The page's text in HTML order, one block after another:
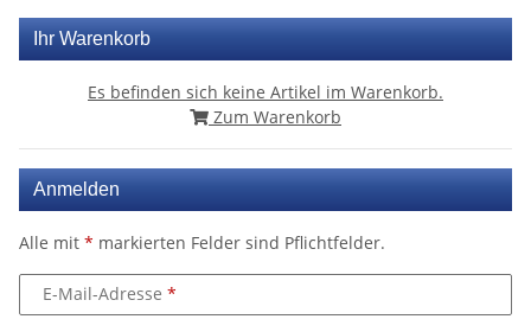
Ihr Warenkorb
Es befinden sich keine Artikel im Warenkorb.
Zum Warenkorb
Anmelden
Alle mit * markierten Felder sind Pflichtfelder.
E-Mail-Adresse